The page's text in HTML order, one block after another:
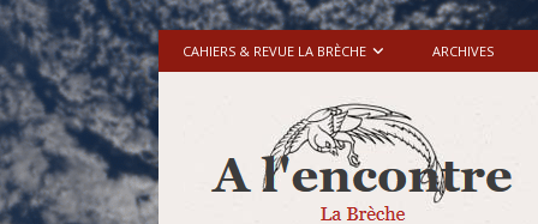
CAHIERS & REVUE LA BRÈCHE ARCHIVES